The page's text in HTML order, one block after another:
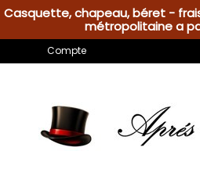
Casquette, chapeau, béret -
métropolitaine a
Compte